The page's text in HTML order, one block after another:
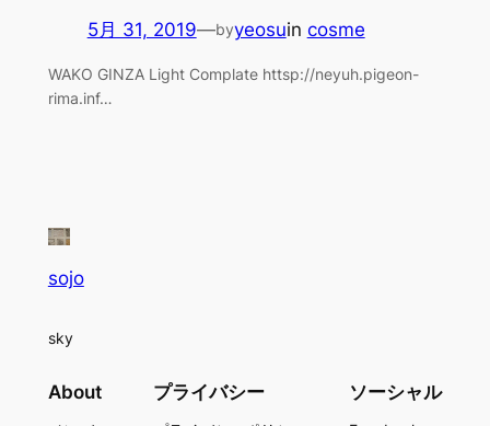
5月 31, 2019—byyeosuin cosme
WAKO GINZA Light Complate httsp://neyuh.pigeon-
rima.inf…
sojo
sky
About プライバシー ソーシャル